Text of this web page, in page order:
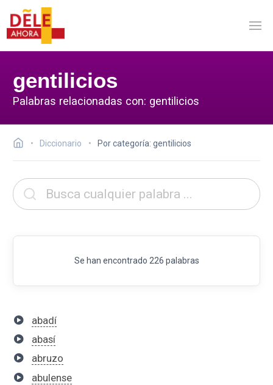
gentilicios
Palabras relacionadas con: gentilicios
Diccionario Por categoría: gentilicios
Se han encontrado 226 palabras
abadí
abasí
abruzo
abulense